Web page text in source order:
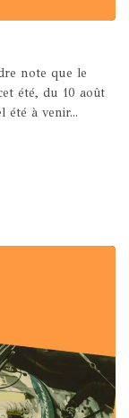
note que le
été, du 10 août
été à venir...